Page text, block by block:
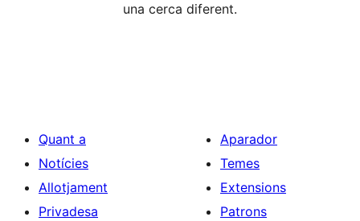
una cerca diferent.
Quant a
Notícies
Allotjament
Privadesa
Aparador
Temes
Extensions
Patrons